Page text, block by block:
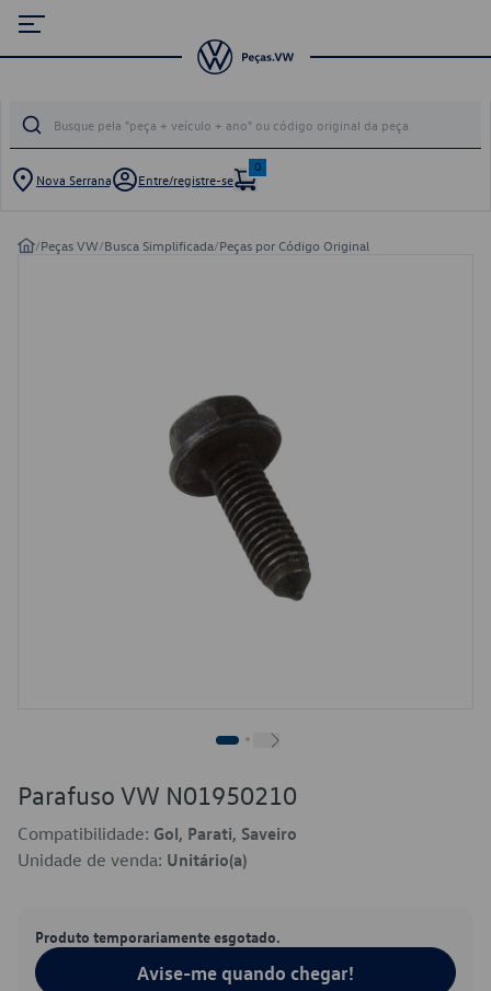
Nova Serrana Entre/registre-se
0
/Peças VW/Busca Simplificada/Peças por Código Original
Parafuso VW N01950210
Compatibilidade: Gol, Parati, Saveiro
Unidade de venda: Unitário(a)
Produto temporariamente esgotado.
Avise-me quando chegar!